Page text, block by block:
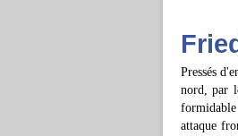
Pressés
nord, par
attaque